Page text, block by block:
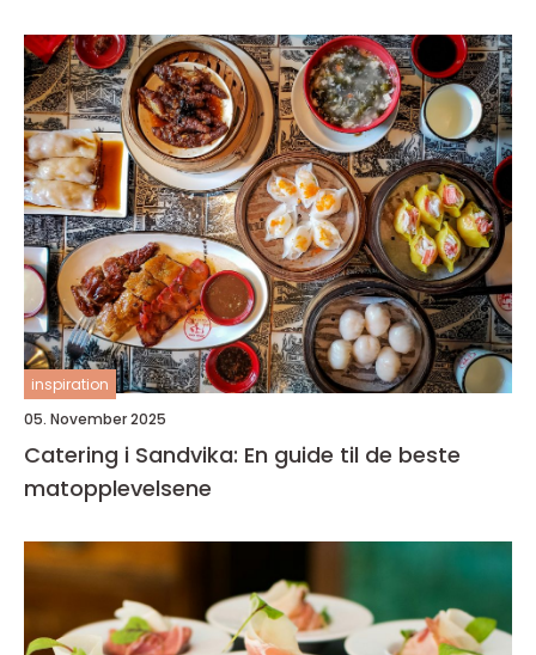
inspiration
05. November 2025
Catering i Sandvika: En guide til de beste
matopplevelsene